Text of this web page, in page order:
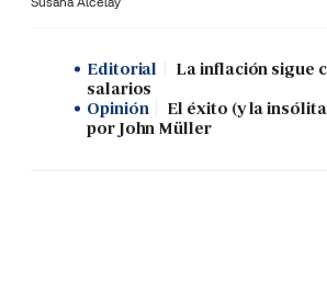
Editorial
La inflación sigue
salarios
Opinión
El éxito (y la
por John Müller